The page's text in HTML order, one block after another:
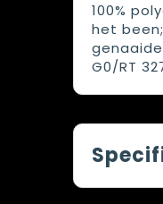
100%
het
G0/RT